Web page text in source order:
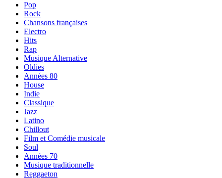
Pop
Rock
Chansons françaises
Electro
Hits
Rap
Musique Alternative
Oldies
Années 80
House
Indie
Classique
Jazz
Latino
Chillout
Film et Comédie musicale
Soul
Années 70
Musique traditionnelle
Reggaeton